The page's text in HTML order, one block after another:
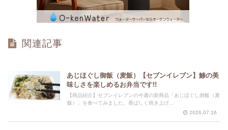
関連記事
あじほぐし御飯（麦飯）【セブンイレブン】鯵の美
味しさを楽しめるお弁当です!!
【商品紹介】セブンイレブンの今週の新商品「あじほぐし御飯（麦
飯）」を食べてみました。香ばしく焼き上げ...
2026.07.16